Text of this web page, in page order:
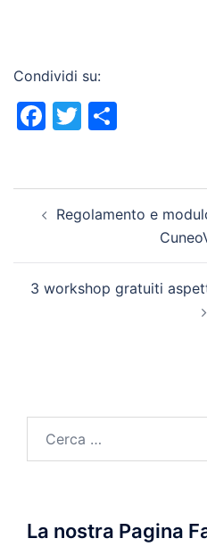
Condividi su:
Facebook
Twitter
articolo
Regolamento e
3 workshop gratuiti
per:
La nostra Pagina